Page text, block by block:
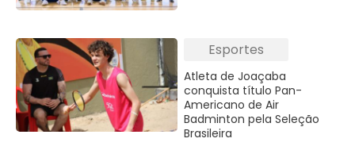
Esportes
Atleta de Joaçaba
conquista título Pan-
Americano de Air
Badminton pela Seleção
Brasileira